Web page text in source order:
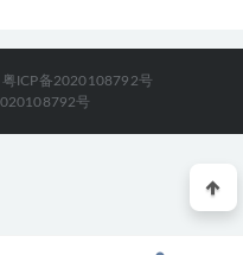
粤ICP备2020108792号
号